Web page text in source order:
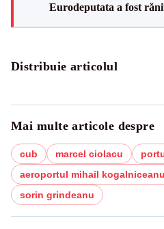
Eurodeputata a fost
Distribuie articolul
Mai multe articole despre
cub marcel ciolacu
aeroportul mihail kogalniceanu
sorin grindeanu